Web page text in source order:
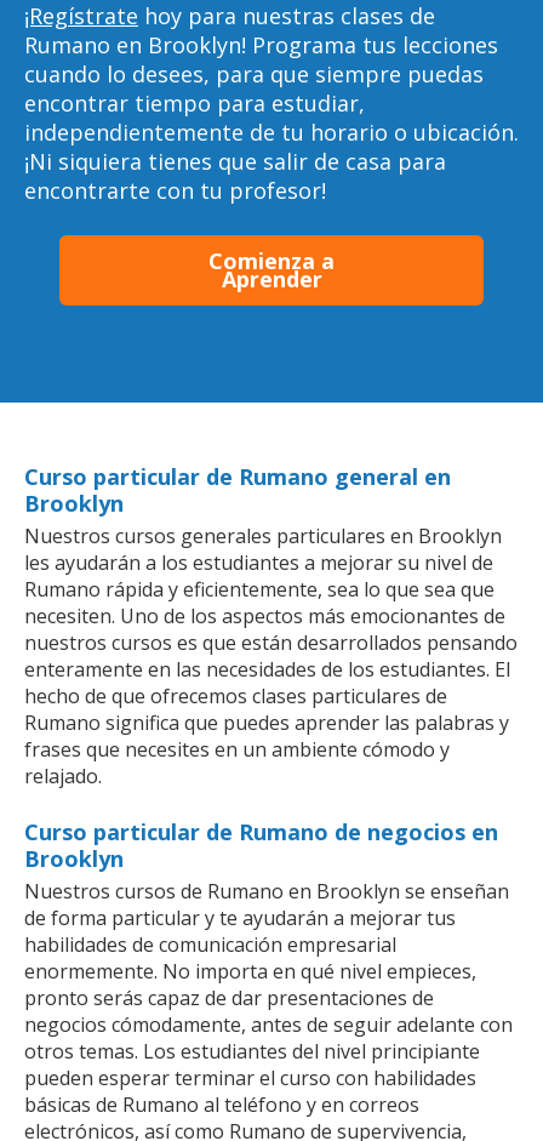
¡Regístrate hoy para nuestras clases de
Rumano en Brooklyn! Programa tus lecciones
cuando lo desees, para que siempre puedas
encontrar tiempo para estudiar,
independientemente de tu horario o ubicación.
¡Ni siquiera tienes que salir de casa para
encontrarte con tu profesor!
Comienza a
Aprender
Curso particular de Rumano general en
Brooklyn
Nuestros cursos generales particulares en Brooklyn
les ayudarán a los estudiantes a mejorar su nivel de
Rumano rápida y eficientemente, sea lo que sea que
necesiten. Uno de los aspectos más emocionantes de
nuestros cursos es que están desarrollados pensando
enteramente en las necesidades de los estudiantes. El
hecho de que ofrecemos clases particulares de
Rumano significa que puedes aprender las palabras y
frases que necesites en un ambiente cómodo y
relajado.
Curso particular de Rumano de negocios en
Brooklyn
Nuestros cursos de Rumano en Brooklyn se enseñan
de forma particular y te ayudarán a mejorar tus
habilidades de comunicación empresarial
enormemente. No importa en qué nivel empieces,
pronto serás capaz de dar presentaciones de
negocios cómodamente, antes de seguir adelante con
otros temas. Los estudiantes del nivel principiante
pueden esperar terminar el curso con habilidades
básicas de Rumano al teléfono y en correos
electrónicos, así como Rumano de supervivencia,